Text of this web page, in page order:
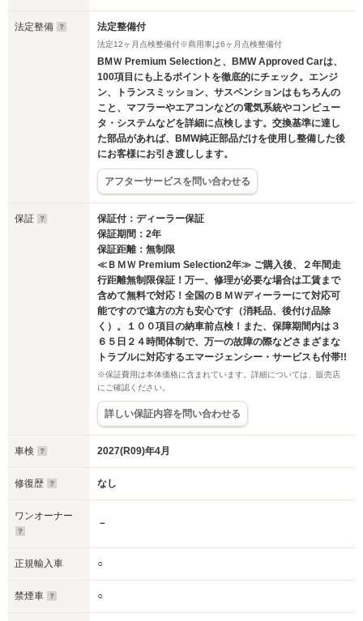
法定整備 法定整備付
法定12ヶ月点検整備付※商用車は6ヶ月点検整備付
BMＷ Premium Selectionと、BMW Approved Carは、
100項目にも上るポイントを徹底的にチェック。エンジ
ン、トランスミッション、サスペンションはもちろんの
こと、マフラーやエアコンなどの電気系統やコンピュー
タ・システムなどを詳細に点検します。交換基準に達し
た部品があれば、BMW純正部品だけを使用し整備した後
にお客様にお引き渡しします。
アフターサービスを問い合わせる
保証
保証付：ディーラー保証
保証期間：2年
保証距離：無制限
≪ＢＭＷ Premium Selection2年≫ ご購入後、２年間走
行距離無制限保証！万一、修理が必要な場合は工賃まで
含めて無料で対応！全国のＢＭＷディーラーにて対応可
能ですので遠方の方も安心です（消耗品、後付け品除
く）。１００項目の納車前点検！また、保障期間内は３
６５日２４時間体制で、万一の故障の際などさまざまな
トラブルに対応するエマージェンシー・サービスも付帯!!
※保証費用は本体価格に含まれています。詳細については、販売店
にご確認ください。
詳しい保証内容を問い合わせる
車検 2027(R09)年4月
修復歴 なし
ワンオーナー
－
正規輸入車 ○
禁煙車 ○